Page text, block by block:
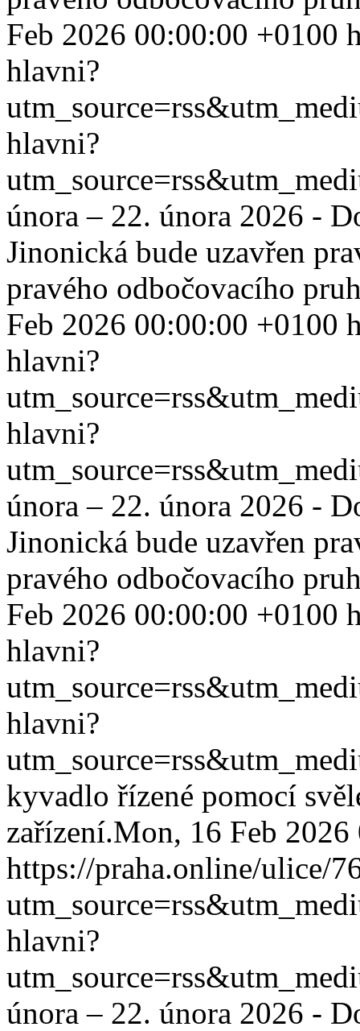
Feb 2026 00:00:00 +0100
hlavni?
hlavni?
února – 22. února 2026 -
Jinonická bude uzavřen
pravého odbočovacího
Feb 2026 00:00:00 +0100
hlavni?
hlavni?
února – 22. února 2026 -
Jinonická bude uzavřen
pravého odbočovacího
Feb 2026 00:00:00 +0100
hlavni?
hlavni?
kyvadlo řízené pomocí
zařízení.Mon, 16 Feb
https://praha.online/ulice/
hlavni?
února – 22. února 2026 -